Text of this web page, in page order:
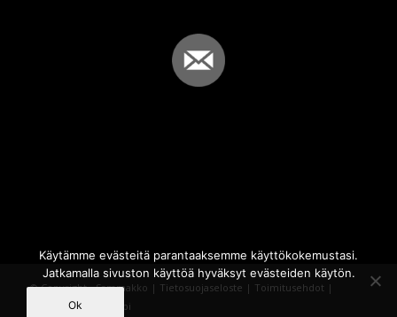
© Copyright - Sammakko | Tietosuojaseloste | Toimitusehdot |
Powered by
iQWebbi
Käytämme evästeitä parantaaksemme käyttökokemustasi.
Jatkamalla sivuston käyttöä hyväksyt evästeiden käytön.
Ok